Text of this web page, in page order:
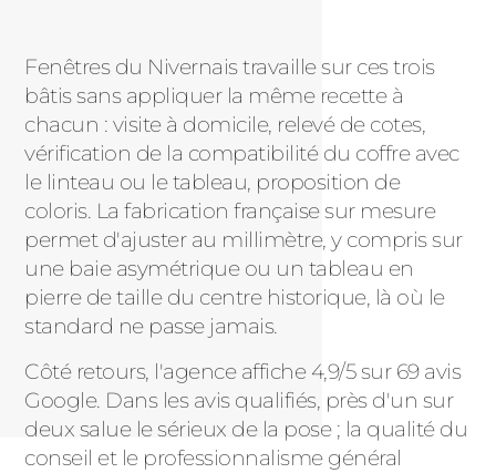
Fenêtres du Nivernais travaille sur ces trois
bâtis sans appliquer la même recette à
chacun : visite à domicile, relevé de cotes,
vérification de la compatibilité du coffre avec
le linteau ou le tableau, proposition de
coloris. La fabrication française sur mesure
permet d'ajuster au millimètre, y compris sur
une baie asymétrique ou un tableau en
pierre de taille du centre historique, là où le
standard ne passe jamais.
Côté retours, l'agence affiche 4,9/5 sur 69 avis
Google. Dans les avis qualifiés, près d'un sur
deux salue le sérieux de la pose ; la qualité du
conseil et le professionnalisme général